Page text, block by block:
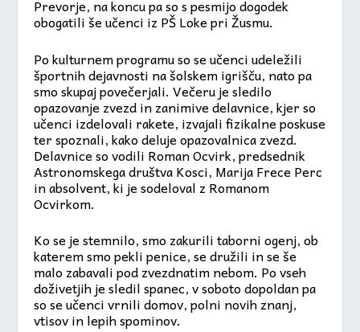
Prevorje, na koncu pa so s pesmijo dogodek
obogatili še učenci iz PŠ Loke pri Žusmu.
Po kulturnem programu so se učenci udeležili
športnih dejavnosti na šolskem igrišču, nato pa
smo skupaj povečerjali. Večeru je sledilo
opazovanje zvezd in zanimive delavnice, kjer so
učenci izdelovali rakete, izvajali fizikalne poskuse
ter spoznali, kako deluje opazovalnica zvezd.
Delavnice so vodili Roman Ocvirk, predsednik
Astronomskega društva Kosci, Marija Frece Perc
in absolvent, ki je sodeloval z Romanom
Ocvirkom.
Ko se je stemnilo, smo zakurili taborni ogenj, ob
katerem smo pekli penice, se družili in se še
malo zabavali pod zvezdnatim nebom. Po vseh
doživetjih je sledil spanec, v soboto dopoldan pa
so se učenci vrnili domov, polni novih znanj,
vtisov in lepih spominov.